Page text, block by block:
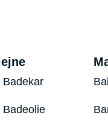
Badekar
Badeolie